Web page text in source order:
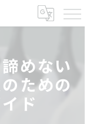
めない
ための
ド